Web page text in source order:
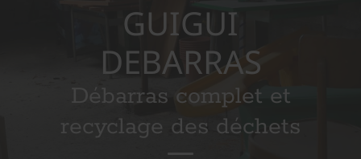
GUIGUI
DEBARRAS
Débarras complet et
recyclage des déchets